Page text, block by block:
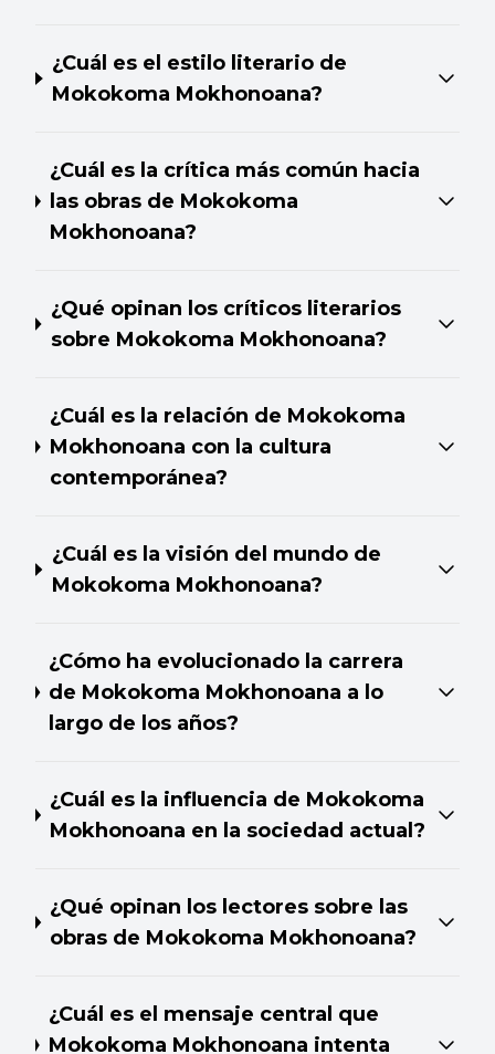
¿Cuál es el estilo literario de
Mokokoma Mokhonoana?
¿Cuál es la crítica más común hacia
las obras de Mokokoma
Mokhonoana?
¿Qué opinan los críticos literarios
sobre Mokokoma Mokhonoana?
¿Cuál es la relación de Mokokoma
Mokhonoana con la cultura
contemporánea?
¿Cuál es la visión del mundo de
Mokokoma Mokhonoana?
¿Cómo ha evolucionado la carrera
de Mokokoma Mokhonoana a lo
largo de los años?
¿Cuál es la influencia de Mokokoma
Mokhonoana en la sociedad actual?
¿Qué opinan los lectores sobre las
obras de Mokokoma Mokhonoana?
¿Cuál es el mensaje central que
Mokokoma Mokhonoana intenta